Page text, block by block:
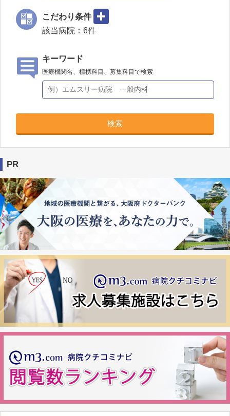
こだわり条件
該当病院： 6件
キーワード
医療機関名、標榜科目、募集科目で検索
検索
PR